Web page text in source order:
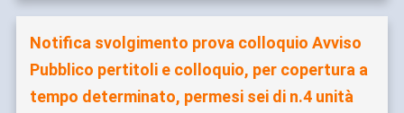
Notifica svolgimento prova colloquio Avviso
Pubblico pertitoli e colloquio, per copertura a
tempo determinato, permesi sei di n.4 unità